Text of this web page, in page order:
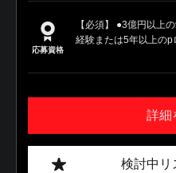
応募資格
【必須】 ●3億円以上
経験または5年以上の
詳細
検討中リ